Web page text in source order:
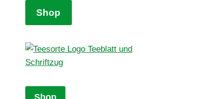
Shop
Shop